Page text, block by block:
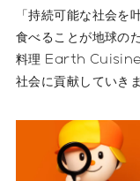
「持続可能な社会を
食べることが地球の
料理 Earth Cuisine
社会に貢献していきま